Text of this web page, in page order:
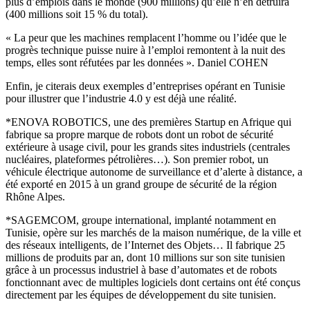
(400 millions soit 15 % du total).
« La peur que les machines remplacent l’homme ou l’idée que le
progrès technique puisse nuire à l’emploi remontent à la nuit des
temps, elles sont réfutées par les données ». Daniel COHEN
Enfin, je citerais deux exemples d’entreprises opérant en Tunisie
pour illustrer que l’industrie 4.0 y est déjà une réalité.
*ENOVA ROBOTICS, une des premières Startup en Afrique qui
fabrique sa propre marque de robots dont un robot de sécurité
extérieure à usage civil, pour les grands sites industriels (centrales
nucléaires, plateformes pétrolières…). Son premier robot, un
véhicule électrique autonome de surveillance et d’alerte à distance, a
été exporté en 2015 à un grand groupe de sécurité de la région
Rhône Alpes.
*SAGEMCOM, groupe international, implanté notamment en
Tunisie, opère sur les marchés de la maison numérique, de la ville et
des réseaux intelligents, de l’Internet des Objets… Il fabrique 25
millions de produits par an, dont 10 millions sur son site tunisien
grâce à un processus industriel à base d’automates et de robots
fonctionnant avec de multiples logiciels dont certains ont été conçus
directement par les équipes de développement du site tunisien.